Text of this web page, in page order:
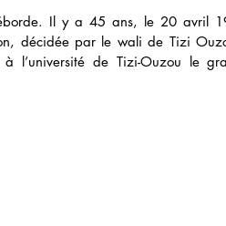
Il y a 45 ans, le 20 avril
décidée par le wali de Tizi
l’université de Tizi-Ouzou le